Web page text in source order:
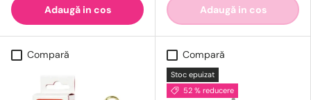
Adaugă in cos Adaugă in cos
Compară Compară
Stoc epuizat
52 % reducere